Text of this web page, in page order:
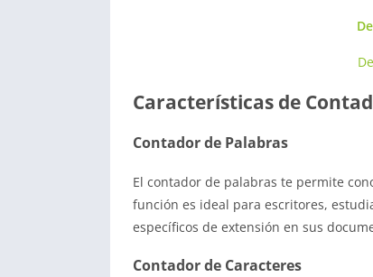
Características de
Contador de Palabras
El contador de palabras te permite
función es ideal para escritores,
específicos de extensión en sus
Contador de Caracteres